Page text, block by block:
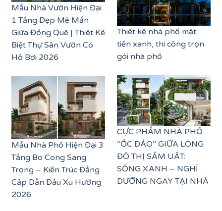
Mẫu Nhà Vườn Hiện Đại
1 Tầng Đẹp Mê Mẩn
Giữa Đồng Quê | Thiết Kế
Biệt Thự Sân Vườn Có
Hồ Bơi 2026
Mẫu Nhà Phố Hiện Đại 3
Tầng Bo Cong Sang
Trọng – Kiến Trúc Đẳng
Cấp Dẫn Đầu Xu Hướng
2026
Thiết kế nhà phố mặt
tiền xanh, thi công trọn
gói nhà phố
CỰC PHẨM NHÀ PHỐ
“ỐC ĐẢO” GIỮA LÒNG
ĐÔ THỊ SẦM UẤT:
SỐNG XANH – NGHỈ
DƯỠNG NGAY TẠI NHÀ